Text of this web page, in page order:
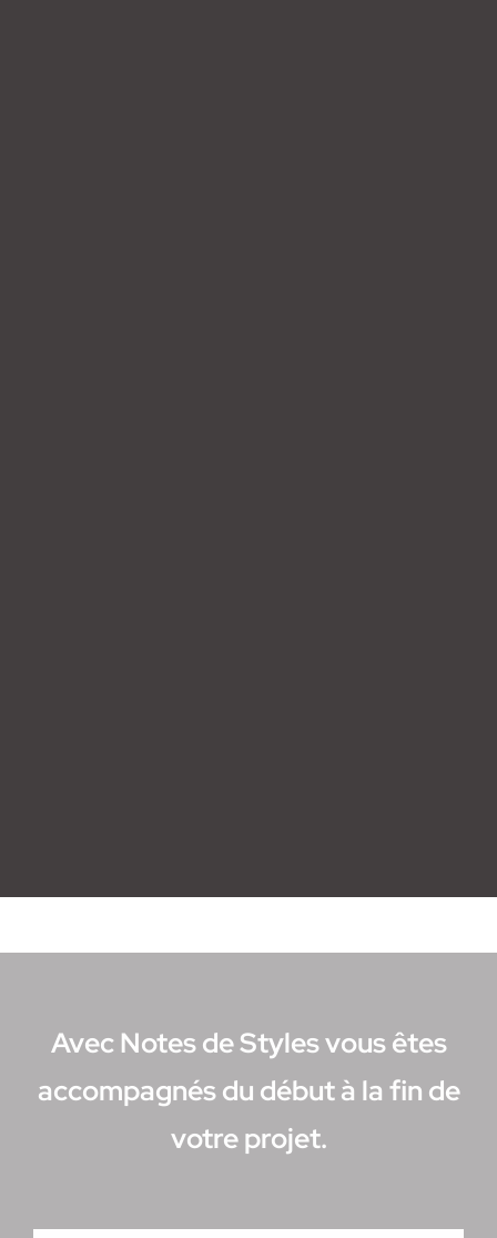
Avec Notes de Styles vous êtes
accompagnés du début à la fin de
votre projet.